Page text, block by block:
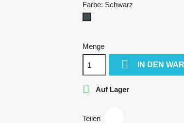
Farbe: Schwarz
Menge
 IN DEN
 Auf Lager
Teilen